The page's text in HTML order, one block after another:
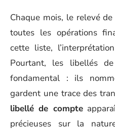
Chaque mois, le relevé
toutes les opérations
cette liste,
Pourtant, les libellés
fondamental : ils
gardent une trace des
libellé de compte
précieuses sur la